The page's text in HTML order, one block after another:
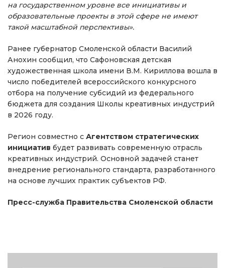
на государственном уровне все инициативы и
образовательные проекты в этой сфере не имеют
такой масштабной перспективы».
Ранее губернатор Смоленской области Василий
Анохин сообщил, что Сафоновская детская
художественная школа имени В.М. Кириллова вошла в
число победителей всероссийского конкурсного
отбора на получение субсидий из федерального
бюджета для создания Школы креативных индустрий
в 2026 году.
Регион совместно с Агентством стратегических
инициатив будет развивать современную отрасль
креативных индустрий. Основной задачей станет
внедрение регионального стандарта, разработанного
на основе лучших практик субъектов РФ.
Пресс-служба Правительства Смоленской области